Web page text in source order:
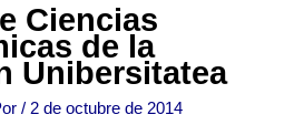
Ciencias
de la
Unibersitatea
/ 2 de octubre de 2014